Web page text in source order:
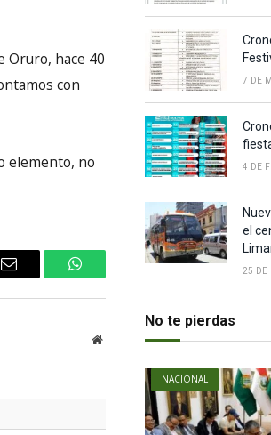
Oruro, hace 40
con
elemento, no
Email WhatsApp
Website
7 DE
4 DE
el
25 DE
No te pierdas
NACIONAL